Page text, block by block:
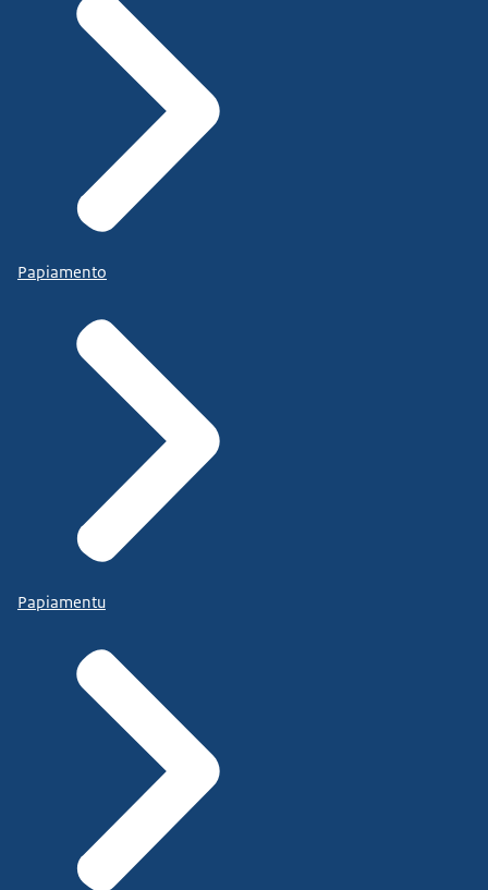
Papiamento
Papiamentu